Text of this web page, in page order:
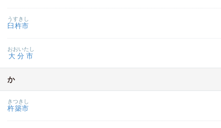
臼杵市
うすきし
大分市
おおいたし
か
杵築市
きつきし